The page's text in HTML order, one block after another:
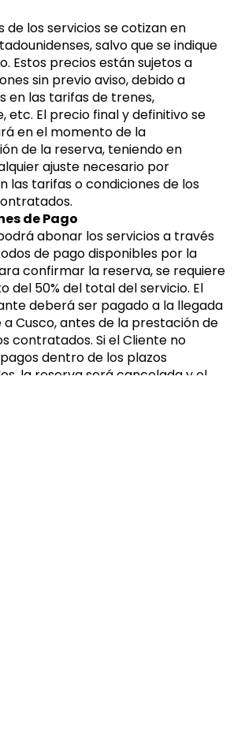
de los servicios se cotizan en
salvo que se indique
Estos precios están sujetos a
sin previo aviso, debido a
en las tarifas de trenes,
etc. El precio final y definitivo se
en el momento de la
de la reserva, teniendo en
ajuste necesario por
las tarifas o condiciones de los
de Pago
abonar los servicios a través
de pago disponibles por la
confirmar la reserva, se requiere
del 50% del total del servicio. El
deberá ser pagado a la llegada
a Cusco, antes de la prestación de
contratados. Si el Cliente no
dentro de los plazos
la reserva será cancelada y el